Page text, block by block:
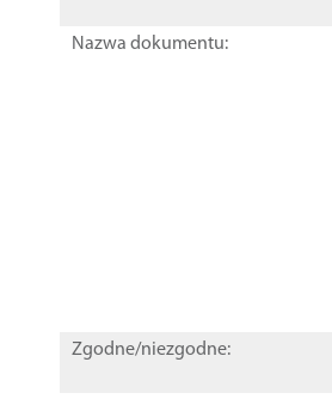
Nazwa dokumentu:
Zgodne/niezgodne: